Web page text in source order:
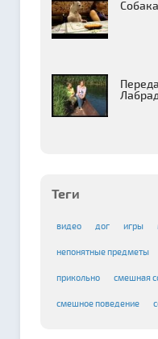
Теги
видео дог игры
непонятные предметы
прикольно смешная
смешное поведение